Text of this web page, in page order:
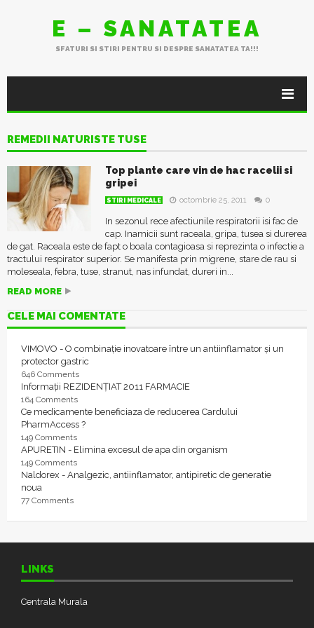
E – SANATATEA
SFATURI SI STIRI PENTRU SI DESPRE SANATATEA TA!!!
REMEDII NATURISTE TUSE
Top plante care vin de hac racelii si
gripei
STIRI MEDICALE octombrie 25, 2011 0
In sezonul rece afectiunile respiratorii isi fac de
cap. Inamicii sunt raceala, gripa, tusea si durerea
de gat. Raceala este de fapt o boala contagioasa si reprezinta o infectie a
tractului respirator superior. Se manifesta prin migrene, stare de rau si
moleseala, febra, tuse, stranut, nas infundat, dureri in...
READ MORE
CELE MAI COMENTATE
VIMOVO - O combinație inovatoare între un antiinflamator și un
protector gastric
646 Comments
Informații REZIDENȚIAT 2011 FARMACIE
164 Comments
Ce medicamente beneficiaza de reducerea Cardului
PharmAccess ?
149 Comments
APURETIN - Elimina excesul de apa din organism
149 Comments
Naldorex - Analgezic, antiinflamator, antipiretic de generatie
noua
77 Comments
LINKS
Centrala Murala